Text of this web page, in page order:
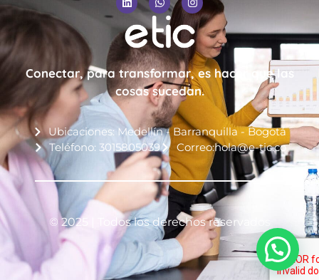
Conectar, para transformar, es hacer que las
cosas sucedan.
Ubicaciones: Medellín - Barranquilla - Bogotá
Teléfono: 3015805039
Correo:hola@e-tic.co
© 2025 | Todos los derechos reservados